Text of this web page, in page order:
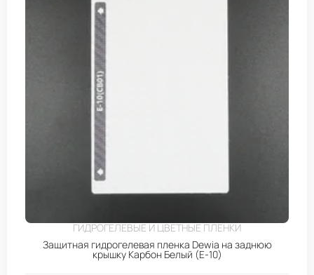
ГИДРОГЕЛЕВЫЕ И ЦВЕТНЫЕ ПЛЕНКИ
Защитная гидрогелевая пленка Dewia на заднюю
крышку Карбон Белый (E-10)